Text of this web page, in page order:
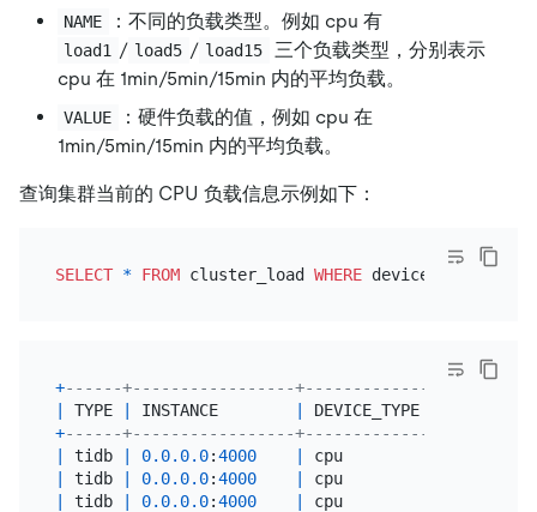
NAME ：不同的负载类型。例如 cpu 有
load1 / load5 / load15
三个负载类型，分别表示
cpu 在 1min/5min/15min 内的平均负载。
VALUE
：硬件负载的值，例如 cpu 在
1min/5min/15min 内的平均负载。
查询集群当前的 CPU 负载信息示例如下：
SELECT * FROM cluster_load WHERE device_type ='cpu'
+------+-----------------+-------------
TYPE INSTANCE DEVICE_TYPE
+------+-----------------+-------------
tidb 0.0.0.0:4000 cpu
tidb 0.0.0.0:4000 cpu
tidb 0.0.0.0:4000 cpu